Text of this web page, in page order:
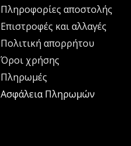
Πληροφορίες αποστολής
Επιστροφές και αλλαγές
Πολιτική απορρήτου
Όροι χρήσης
Πληρωμές
Ασφάλεια Πληρωμών